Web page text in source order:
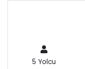
5 Yolcu